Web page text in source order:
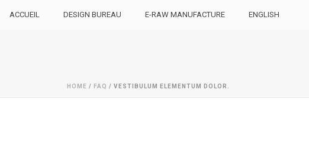
ACCUEIL DESIGN BUREAU E-RAW MANUFACTURE ENGLISH
HOME / FAQ / VESTIBULUM ELEMENTUM DOLOR.